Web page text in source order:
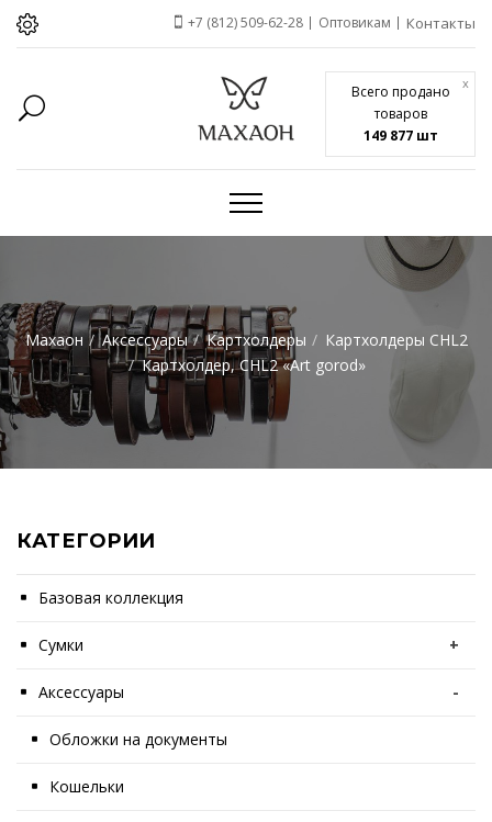
Всего продано
товаров
149 877 шт
x
+7 (812) 509-62-28 Оптовикам Контакты
Махаон Аксессуары Картхолдеры
Картхолдеры CHL2
Картхолдер, CHL2 «Art gorod»
КАТЕГОРИИ
Базовая коллекция
Сумки +
Аксессуары -
Обложки на документы
Кошельки